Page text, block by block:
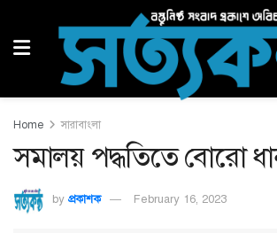
Home সারাবাংলা
সমালয় পদ্ধতিতে বোরো
by প্রকাশক February 16, 2023